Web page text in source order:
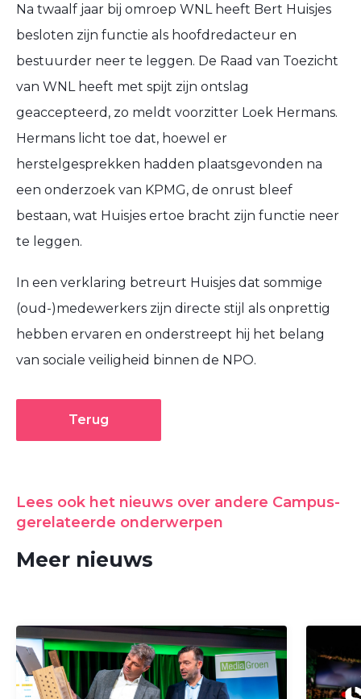
Na twaalf jaar bij omroep WNL heeft Bert Huisjes
besloten zijn functie als hoofdredacteur en
bestuurder neer te leggen. De Raad van Toezicht
van WNL heeft met spijt zijn ontslag
geaccepteerd, zo meldt voorzitter Loek Hermans.
Hermans licht toe dat, hoewel er
herstelgesprekken hadden plaatsgevonden na
een onderzoek van KPMG, de onrust bleef
bestaan, wat Huisjes ertoe bracht zijn functie neer
te leggen.
In een verklaring betreurt Huisjes dat sommige
(oud-)medewerkers zijn directe stijl als onprettig
hebben ervaren en onderstreept hij het belang
van sociale veiligheid binnen de NPO.
Terug
Lees ook het nieuws over andere Campus-
gerelateerde onderwerpen
Meer nieuws